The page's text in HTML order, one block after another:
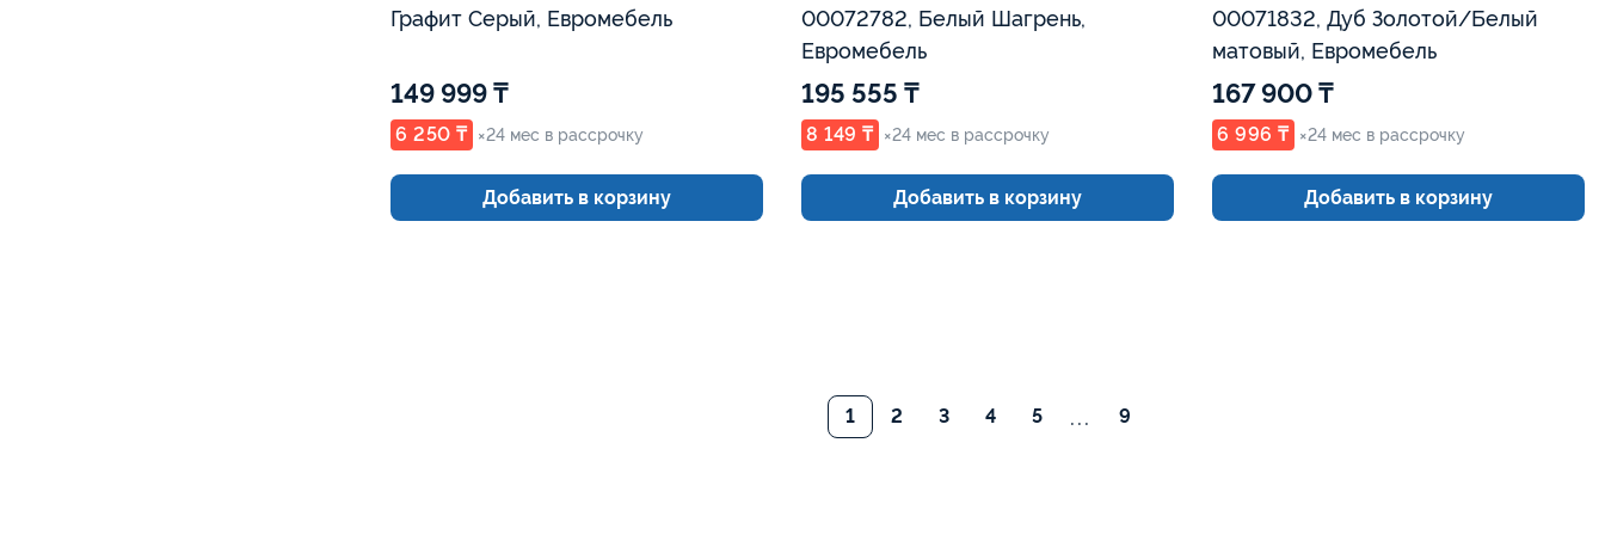
Графит Серый, Евромебель
149 999 ₸
6 250 ₸ ×24 мес в рассрочку
Добавить в корзину
00072782, Белый Шагрень,
Евромебель
195 555 ₸
8 149 ₸ ×24 мес в рассрочку
Добавить в корзину
00071832, Дуб Золотой/Белый
матовый, Евромебель
167 900 ₸
6 996 ₸ ×24 мес в рассрочку
Добавить в корзину
1 2 3 4 5 ... 9